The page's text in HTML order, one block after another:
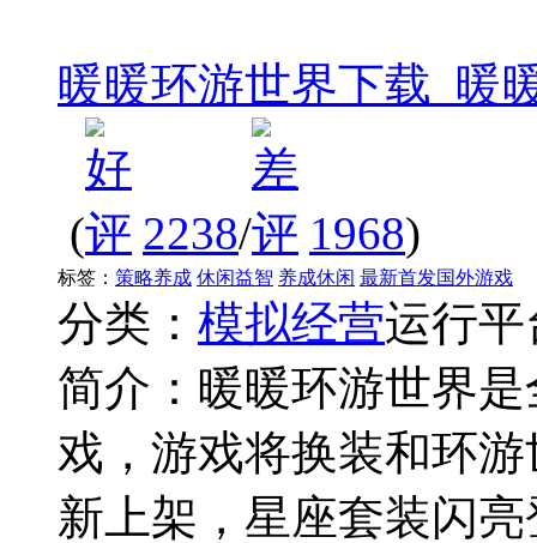
暖暖环游世界下载_暖
( 2238/ 1968)
标签： 策略养成 休闲益智 养成休闲 最新首发国外游戏
分类： 模拟经营运行平
简介： 暖暖环游世界
戏，游戏将换装和环
新上架，星座套装闪